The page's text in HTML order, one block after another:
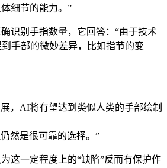
细节的能力。”
识别手指数量，它回答：“由于技术
手部的微妙差异，比如指节的变
，AI将有望达到类似人类的手部绘制
然是很可靠的选择。”
这一定程度上的“缺陷”反而有保护作